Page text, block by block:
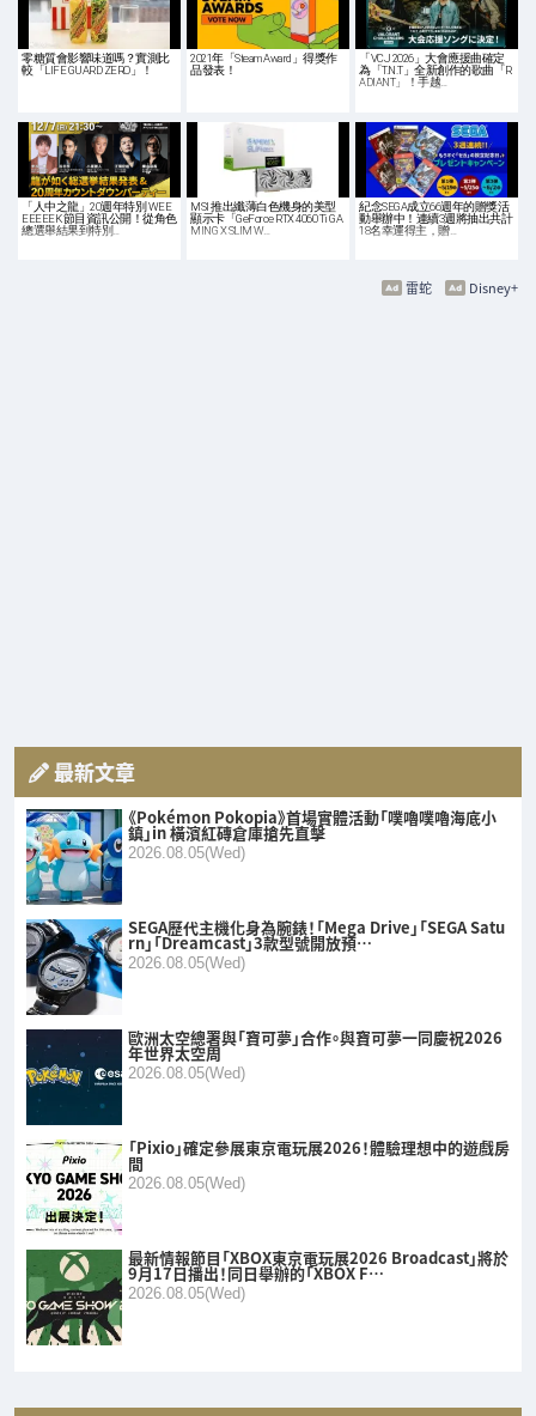
零糖質會影響味道嗎？實測比
較「LIFE GUARD ZERO」！
2021年「Steam Award」得獎作
品發表！
「VCJ 2026」大會應援曲確定
為「T.N.T」全新創作的歌曲「R
ADIANT」！手越…
「人中之龍」20週年特別 WEE
EEEEEK 節目資訊公開！從角色
總選舉結果到特別…
MSI 推出纖薄白色機身的美型
顯示卡「GeForce RTX 4060 Ti GA
MING X SLIM W…
紀念SEGA成立66週年的贈獎活
動舉辦中！連續3週將抽出共計
18名幸運得主，贈…
Disney+
雷蛇
最新文章
《Pokémon Pokopia》首場實體活動「噗嚕噗嚕海底小
鎮」in 橫濱紅磚倉庫搶先直擊
2026.08.05(Wed)
SEGA歷代主機化身為腕錶！「Mega Drive」「SEGA Satu
rn」「Dreamcast」3款型號開放預…
2026.08.05(Wed)
歐洲太空總署與「寶可夢」合作。與寶可夢一同慶祝2026
年世界太空周
2026.08.05(Wed)
「Pixio」確定參展東京電玩展2026！體驗理想中的遊戲房
間
2026.08.05(Wed)
最新情報節目「XBOX東京電玩展2026 Broadcast」將於
9月17日播出！同日舉辦的「XBOX F…
2026.08.05(Wed)